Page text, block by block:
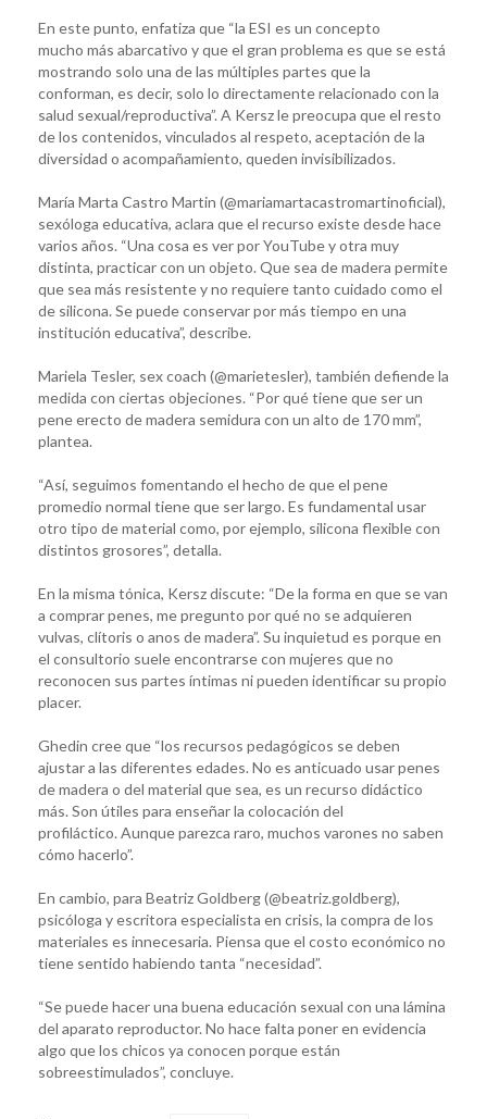
En este punto, enfatiza que “la ESI es un concepto
mucho más abarcativo y que el gran problema es que se está
mostrando solo una de las múltiples partes que la
conforman, es decir, solo lo directamente relacionado con la
salud sexual/reproductiva”. A Kersz le preocupa que el resto
de los contenidos, vinculados al respeto, aceptación de la
diversidad o acompañamiento, queden invisibilizados.
María Marta Castro Martin (@mariamartacastromartinoficial),
sexóloga educativa, aclara que el recurso existe desde hace
varios años. “Una cosa es ver por YouTube y otra muy
distinta, practicar con un objeto. Que sea de madera permite
que sea más resistente y no requiere tanto cuidado como el
de silicona. Se puede conservar por más tiempo en una
institución educativa”, describe.
Mariela Tesler, sex coach (@marietesler), también defiende la
medida con ciertas objeciones. “Por qué tiene que ser un
pene erecto de madera semidura con un alto de 170 mm”,
plantea.
“Así, seguimos fomentando el hecho de que el pene
promedio normal tiene que ser largo. Es fundamental usar
otro tipo de material como, por ejemplo, silicona flexible con
distintos grosores”, detalla.
En la misma tónica, Kersz discute: “De la forma en que se van
a comprar penes, me pregunto por qué no se adquieren
vulvas, clítoris o anos de madera”. Su inquietud es porque en
el consultorio suele encontrarse con mujeres que no
reconocen sus partes íntimas ni pueden identificar su propio
placer.
Ghedin cree que “los recursos pedagógicos se deben
ajustar a las diferentes edades. No es anticuado usar penes
de madera o del material que sea, es un recurso didáctico
más. Son útiles para enseñar la colocación del
profiláctico. Aunque parezca raro, muchos varones no saben
cómo hacerlo”.
En cambio, para Beatriz Goldberg (@beatriz.goldberg),
psicóloga y escritora especialista en crisis, la compra de los
materiales es innecesaria. Piensa que el costo económico no
tiene sentido habiendo tanta “necesidad”.
“Se puede hacer una buena educación sexual con una lámina
del aparato reproductor. No hace falta poner en evidencia
algo que los chicos ya conocen porque están
sobreestimulados”, concluye.